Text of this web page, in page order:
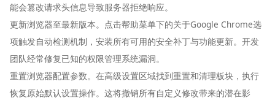
能会篡改请求头信息导致服务器拒绝响应。
更新浏览器至最新版本。点击帮助菜单下的关于Google Chrome选
项触发自动检测机制，安装所有可用的安全补丁与功能更新。开发
团队经常修复已知的权限管理系统漏洞。
重置浏览器配置参数。在高级设置区域找到重置和清理板块，执行
恢复原始默认设置操作。这将撤销所有自定义修改带来的潜在影